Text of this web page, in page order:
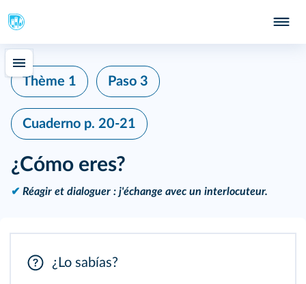
Thème 1 Paso 3
Cuaderno p. 20-21
¿Cómo eres?
✔ Réagir et dialoguer : j'échange avec un interlocuteur.
¿Lo sabías?